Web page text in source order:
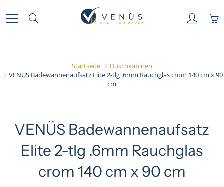
to
Startseite
Duschkabinen
VENÜS Badewannenaufsatz Elite 2-tlg .6mm Rauchglas crom 140 cm x 90
cm
VENÜS Badewannenaufsatz
Elite 2-tlg .6mm Rauchglas
crom 140 cm x 90 cm